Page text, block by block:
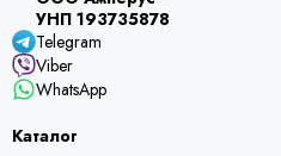
УНП 193735878
Telegram
Viber
WhatsApp
Каталог